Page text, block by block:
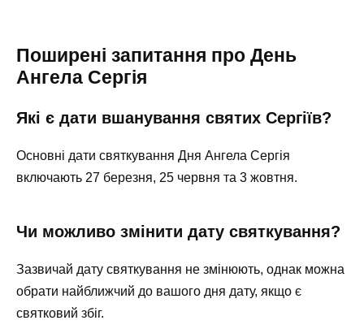
Поширені запитання про День
Ангела Сергія
Які є дати вшанування святих Сергіїв?
Основні дати святкування Дня Ангела Сергія
включають 27 березня, 25 червня та 3 жовтня.
Чи можливо змінити дату святкування?
Зазвичай дату святкування не змінюють, однак можна
обрати найближчий до вашого дня дату, якщо є
святковий збіг.